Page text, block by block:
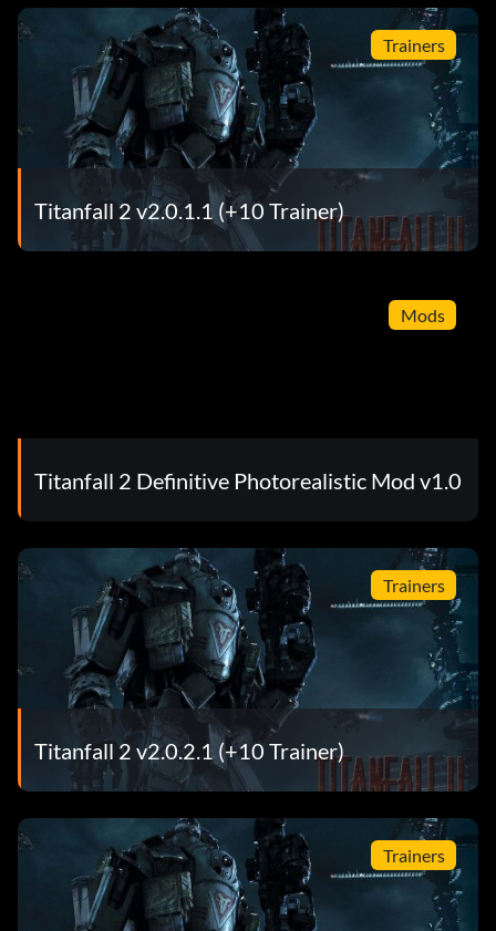
Trainers
Titanfall 2 v2.0.1.1 (+10 Trainer)
Mods
Titanfall 2 Definitive Photorealistic Mod v1.0
Trainers
Titanfall 2 v2.0.2.1 (+10 Trainer)
Trainers